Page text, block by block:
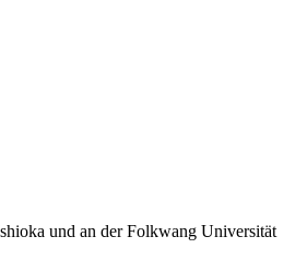
und an der Folkwang Universität